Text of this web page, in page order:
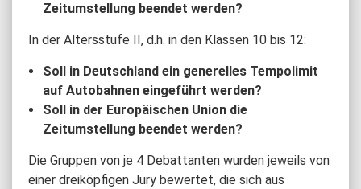
Zeitumstellung beendet werden?
In der Altersstufe II, d.h. in den Klassen 10 bis 12:
Soll in Deutschland ein generelles Tempolimit
auf Autobahnen eingeführt werden?
Soll in der Europäischen Union die
Zeitumstellung beendet werden?
Die Gruppen von je 4 Debattanten wurden jeweils von
einer dreiköpfigen Jury bewertet, die sich aus